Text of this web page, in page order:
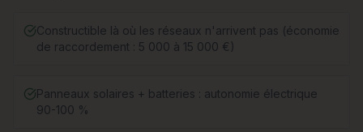
Constructible là où les réseaux n'arrivent pas (économie
de raccordement : 5 000 à 15 000 €)
Panneaux solaires + batteries : autonomie électrique
90-100 %